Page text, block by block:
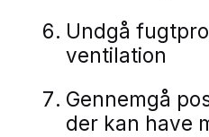
Undgå
ventilation
Gennemgå
der kan have